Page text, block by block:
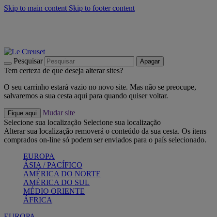
Skip to main content Skip to footer content
Pesquisar Apagar
Tem certeza de que deseja alterar sites?
O seu carrinho estará vazio no novo site. Mas não se preocupe,
salvaremos a sua cesta aqui para quando quiser voltar.
Fique aqui
Mudar site
Selecione sua localização Selecione sua localização
Alterar sua localização removerá o conteúdo da sua cesta. Os itens
comprados on-line só podem ser enviados para o país selecionado.
EUROPA
ÁSIA / PACÍFICO
AMÉRICA DO NORTE
AMÉRICA DO SUL
MÉDIO ORIENTE
ÁFRICA